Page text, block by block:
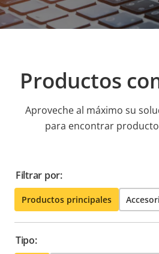
Productos
Aproveche al máximo su
para encontrar
Filtrar por:
Productos principales
Tipo: